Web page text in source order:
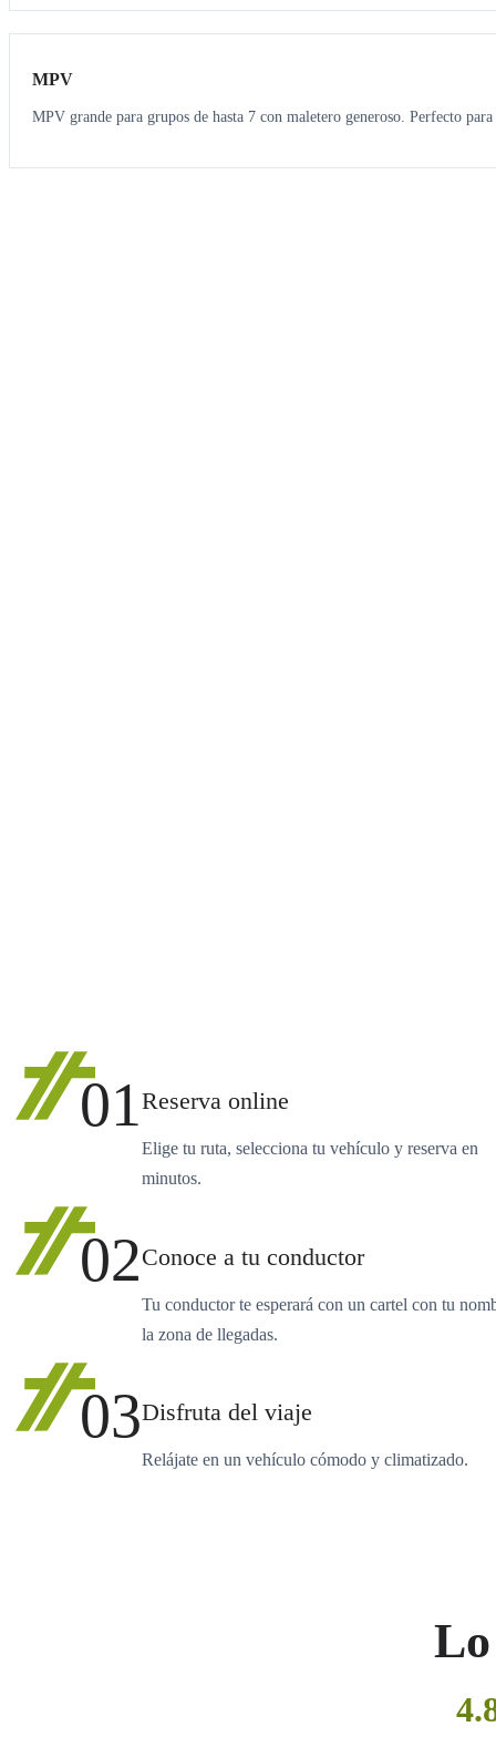
7 7
MPV
MPV grande para grupos de hasta 7 con maletero generoso. Perfecto para
01Reserva online
Elige tu ruta, selecciona tu vehículo y reserva en
minutos.
02Conoce a tu conductor
Tu conductor te esperará con un cartel con tu
la zona de llegadas.
03Disfruta del viaje
Relájate en un vehículo cómodo y climatizado.